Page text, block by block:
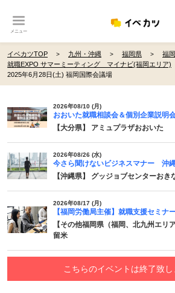
メニュー
イベカツTOP 九州・沖縄 福岡県
福
就職EXPO サマーミーティング マイナビ(福岡エリア)
2025年6月28日(土) 福岡国際会議場
2026年08/10 (月)
おおいた就職相談会＆個別企業説明
【大分県】 アミュプラザおおいた
2026年08/26 (水)
今さら聞けないビジネスマナー 沖
【沖縄県】 グッジョブセンターおき
2026年08/17 (月)
【福岡労働局主催】就職支援セミ
【その他福岡県（福岡、北九州エリ
留米
こちらのイベントは終了致し